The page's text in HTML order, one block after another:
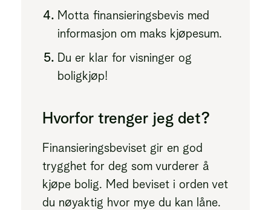
Motta finansieringsbevis med
informasjon om maks kjøpesum.
Du er klar for visninger og
boligkjøp!
Hvorfor trenger jeg det?
Finansieringsbeviset gir en god
trygghet for deg som vurderer å
kjøpe bolig. Med beviset i orden vet
du nøyaktig hvor mye du kan låne.